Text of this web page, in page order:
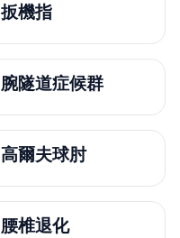
扳機指
腕隧道症候群
高爾夫球肘
腰椎退化